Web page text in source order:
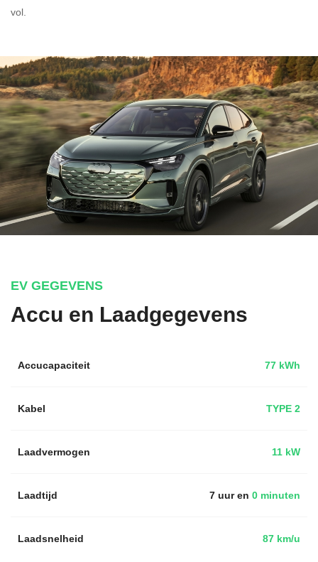
vol.
EV GEGEVENS
Accu en Laadgegevens
Accucapaciteit 77 kWh
Kabel TYPE 2
Laadvermogen 11 kW
Laadtijd 7 uur en 0 minuten
Laadsnelheid 87 km/u